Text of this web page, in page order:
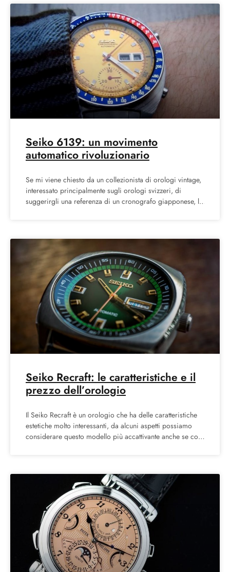
Seiko 6139: un movimento
automatico rivoluzionario
Se mi viene chiesto da un collezionista di orologi vintage,
interessato principalmente sugli orologi svizzeri, di
suggerirgli una referenza di un cronografo giapponese, la
Seiko Recraft: le caratteristiche e il
prezzo dell’orologio
Il Seiko Recraft è un orologio che ha delle caratteristiche
estetiche molto interessanti, da alcuni aspetti possiamo
considerare questo modello più accattivante anche se con